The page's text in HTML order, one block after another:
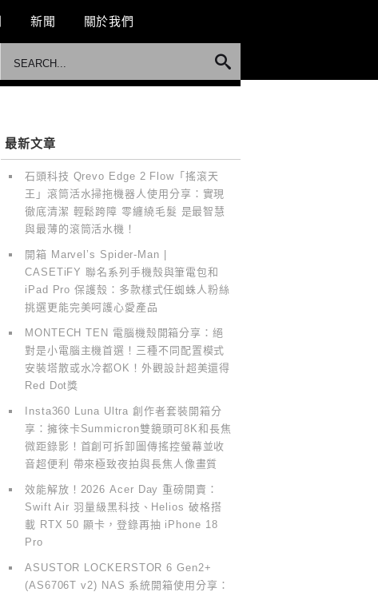
新聞 關於我們
最新文章
石頭科技 Qrevo Edge 2 Flow「搖滾天
王」滾筒活水掃拖機器人使用分享：實現
徹底清潔 輕鬆跨障 零纏繞毛髮 是最智慧
與最薄的滾筒活水機！
開箱 Marvel’s Spider-Man |
CASETiFY 聯名系列手機殼與筆電包和
iPad Pro 保護殼：多款樣式任蜘蛛人粉絲
挑選更能完美呵護心愛產品
MONTECH TEN 電腦機殼開箱分享：絕
對是小電腦主機首選！三種不同配置模式
安裝塔散或水冷都OK！外觀設計超美還得
Red Dot獎
Insta360 Luna Ultra 創作者套裝開箱分
享：擁徠卡Summicron雙鏡頭可8K和長焦
微距錄影！首創可拆卸圖傳搖控螢幕並收
音超便利 帶來極致夜拍與長焦人像畫質
效能解放！2026 Acer Day 重磅開賣：
Swift Air 羽量級黑科技、Helios 破格搭
載 RTX 50 顯卡，登錄再抽 iPhone 18
Pro
ASUSTOR LOCKERSTOR 6 Gen2+
(AS6706T v2) NAS 系統開箱使用分享：